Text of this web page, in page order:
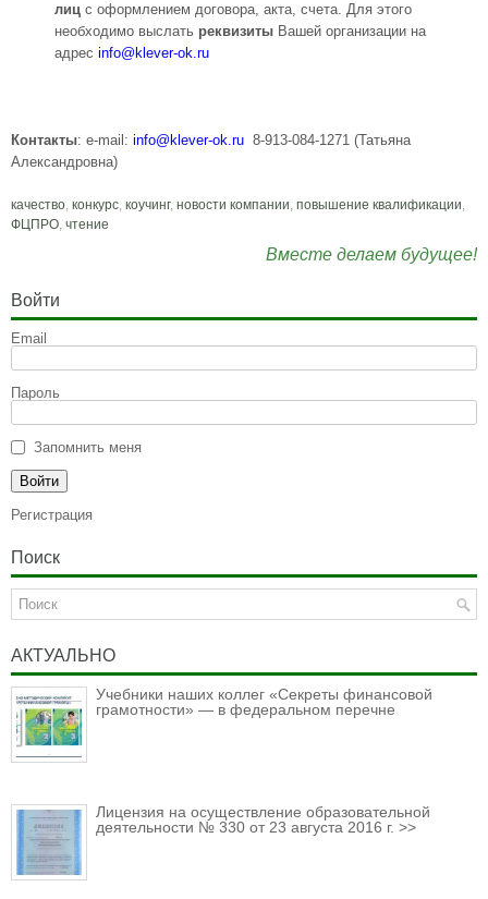
лиц с оформлением договора, акта, счета. Для этого
необходимо выслать реквизиты Вашей организации на
адрес info@ klever-ok.ru
Контакты: e-mail: info@klever-ok.ru 8-913-084-1271 (Татьяна
Александровна)
качество, конкурс, коучинг, новости компании, повышение квалификации,
ФЦПРО, чтение
Вместе делаем будущее!
Войти
Email
Пароль
Запомнить меня
Регистрация
Поиск
АКТУАЛЬНО
Учебники наших коллег «Секреты финансовой
грамотности» — в федеральном перечне
Лицензия на осуществление образовательной
деятельности № 330 от 23 августа 2016 г. >>